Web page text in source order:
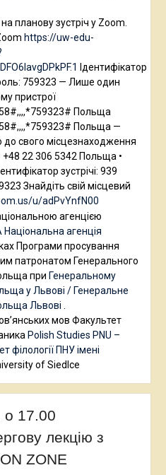
планову зустріч у Zoom.
https://uw-edu-
Ідентифікатор
759323 — Лише один
пристрої
Польща
Польща —
до свого місцезнаходження
22 306 5342 Польща •
зустрічі: 939
Знайдіть свій місцевий
u/adPvYnfN00
агенцією
Національна агенція
Програми просування
патронатом Генерального
при Генеральному
у Львові / Генеральне
Львові .
мов Факультет
Polish Studies PNU –
філології ПНУ імені
of Siedlce
о 17.00
лекцію з
ZONE